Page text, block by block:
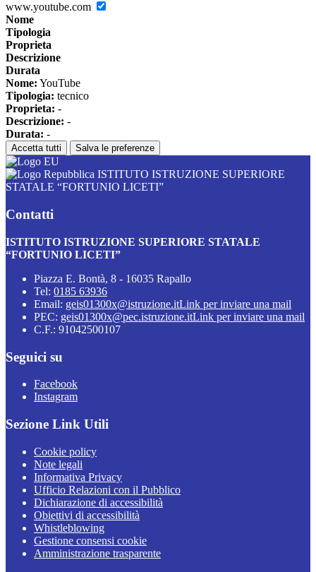
www.youtube.com
Nome
Tipologia
Proprieta
Descrizione
Durata
Nome: YouTube
Tipologia: tecnico
Proprieta: -
Descrizione: -
Durata: -
Accetta tutti Salva le preferenze
ISTITUTO ISTRUZIONE SUPERIORE
STATALE “FORTUNIO LICETI”
Contatti
ISTITUTO ISTRUZIONE SUPERIORE STATALE
“FORTUNIO LICETI”
Piazza E. Bontà, 8 - 16035 Rapallo
Tel: 0185 63936
Email: geis01300x@istruzione.itLink per inviare una mail
PEC: geis01300x@pec.istruzione.itLink per inviare una mail
C.F.: 91042500107
Seguici su
Facebook
Instagram
Sezione Link Utili
Cookie policy
Note legali
Informativa Privacy
Ufficio Relazioni con il Pubblico
Dichiarazione di accessibilità
Obiettivi di accessibilità
Whistleblowing
Gestione consensi cookie
Amministrazione trasparente